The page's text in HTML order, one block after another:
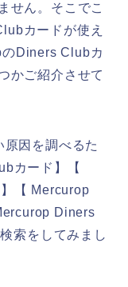
せん。そこでこ
カードが使え
Diners Clubカ
かご紹介させて
因を調べるた
カード】【
【 Mercurop
Diners
索をしてみまし